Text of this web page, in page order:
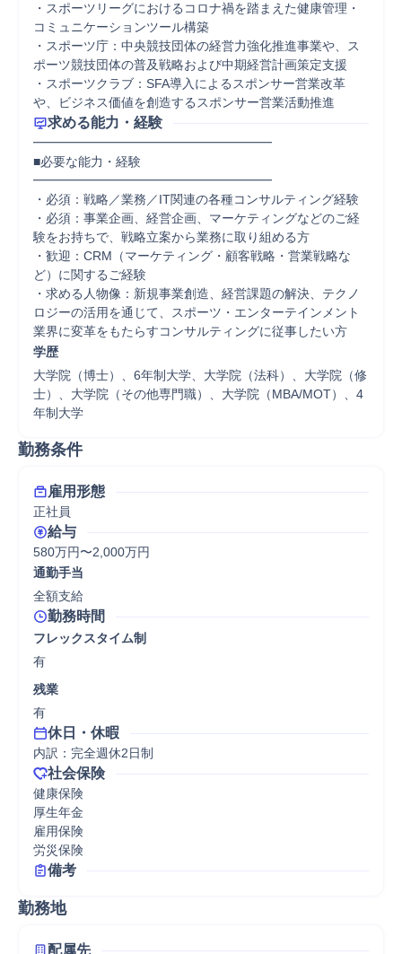
・スポーツリーグにおけるコロナ禍を踏まえた健康管理・
コミュニケーションツール構築
・スポーツ庁：中央競技団体の経営力強化推進事業や、ス
ポーツ競技団体の普及戦略および中期経営計画策定支援
・スポーツクラブ：SFA導入によるスポンサー営業改革
や、ビジネス価値を創造するスポンサー営業活動推進
求める能力・経験
━━━━━━━━━━━━━━━━━━━
■必要な能力・経験
━━━━━━━━━━━━━━━━━━━
・必須：戦略／業務／IT関連の各種コンサルティング経験
・必須：事業企画、経営企画、マーケティングなどのご経
験をお持ちで、戦略立案から業務に取り組める方
・歓迎：CRM（マーケティング・顧客戦略・営業戦略な
ど）に関するご経験
・求める人物像：新規事業創造、経営課題の解決、テクノ
ロジーの活用を通じて、スポーツ・エンターテインメント
学歴
大学院（博士）、6年制大学、大学院（法科）、大学院（修
士）、大学院（その他専門職）、大学院（MBA/MOT）、4
年制大学
勤務条件
雇用形態
正社員
給与
580万円〜2,000万円
通勤手当
全額支給
勤務時間
フレックスタイム制
有
残業
有
休日・休暇
内訳：完全週休2日制
社会保険
健康保険
厚生年金
雇用保険
労災保険
備考
勤務地
配属先